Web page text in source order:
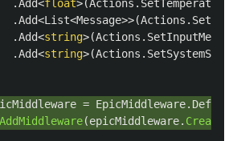
.Add<float>(Actions . SetTemperature
.Add<List<Message>>(Actions .
.Add<string>(Actions .
.Add<string>(Actions .
= EpicMiddleware. Default
AddMiddleware(epicMiddleware. Create